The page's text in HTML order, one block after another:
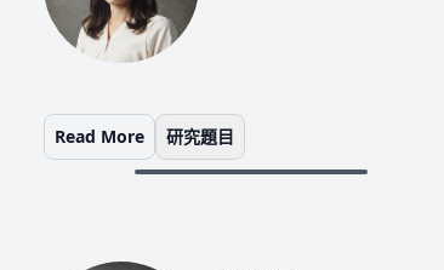
Read More 研究題目